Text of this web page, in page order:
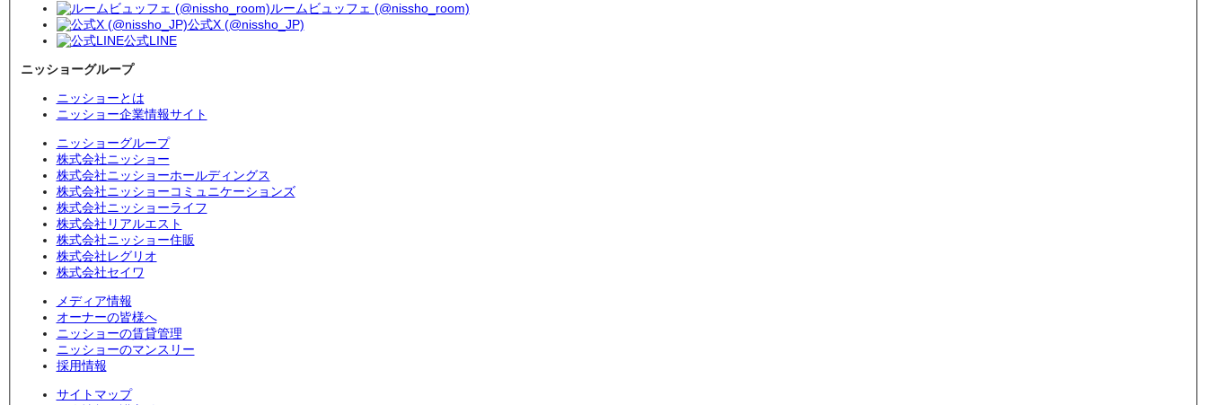
ルームビュッフェ (@nissho_room)
公式X (@nissho_JP)
公式LINE
ニッショーグループ
ニッショーとは
ニッショー企業情報サイト
ニッショーグループ
株式会社ニッショー
株式会社ニッショーホールディングス
株式会社ニッショーコミュニケーションズ
株式会社ニッショーライフ
株式会社リアルエスト
株式会社ニッショー住販
株式会社レグリオ
株式会社セイワ
メディア情報
オーナーの皆様へ
ニッショーの賃貸管理
ニッショーのマンスリー
採用情報
サイトマップ